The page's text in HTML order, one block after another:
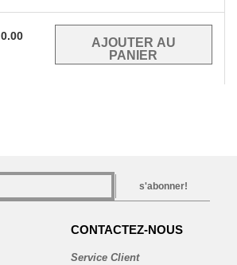
0.00
s'abonner!
CONTACTEZ-NOUS
Service Client